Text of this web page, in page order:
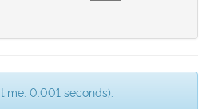
0.001 seconds).